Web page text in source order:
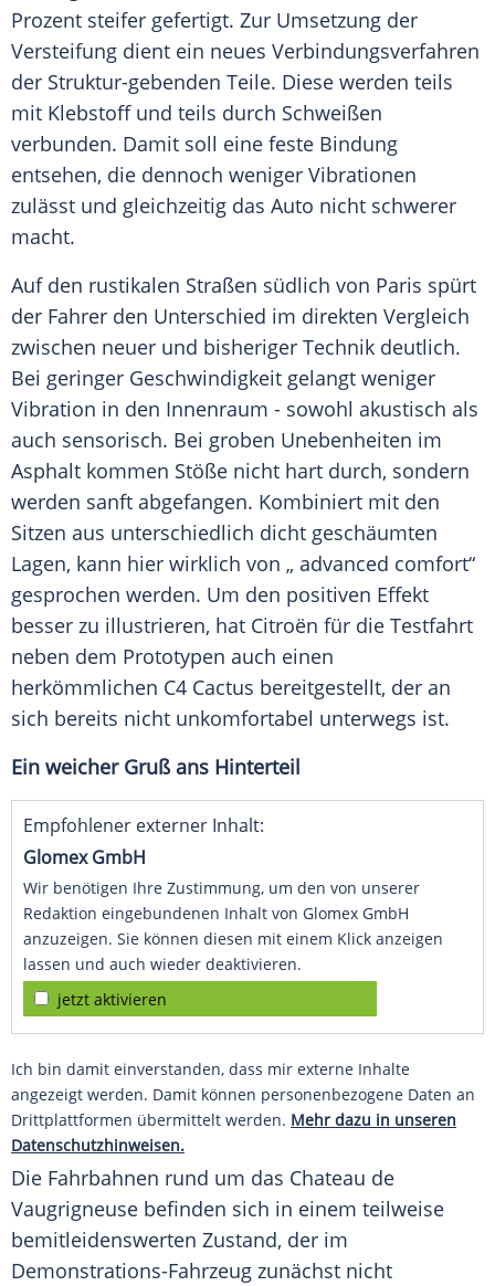
Prozent steifer gefertigt. Zur Umsetzung der
Versteifung dient ein neues Verbindungsverfahren
der Struktur-gebenden Teile. Diese werden teils
mit Klebstoff und teils durch Schweißen
verbunden. Damit soll eine feste Bindung
entsehen, die dennoch weniger Vibrationen
zulässt und gleichzeitig das Auto nicht schwerer
macht.
Auf den rustikalen Straßen südlich von Paris spürt
der Fahrer den Unterschied im direkten Vergleich
zwischen neuer und bisheriger Technik deutlich.
Bei geringer Geschwindigkeit gelangt weniger
Vibration in den Innenraum - sowohl akustisch als
auch sensorisch. Bei groben Unebenheiten im
Asphalt kommen Stöße nicht hart durch, sondern
werden sanft abgefangen. Kombiniert mit den
Sitzen aus unterschiedlich dicht geschäumten
Lagen, kann hier wirklich von „ advanced comfort“
gesprochen werden. Um den positiven Effekt
besser zu illustrieren, hat Citroën für die Testfahrt
neben dem Prototypen auch einen
herkömmlichen C4 Cactus bereitgestellt, der an
sich bereits nicht unkomfortabel unterwegs ist.
Ein weicher Gruß ans Hinterteil
Empfohlener externer Inhalt:
Glomex GmbH
Wir benötigen Ihre Zustimmung, um den von unserer
Redaktion eingebundenen Inhalt von Glomex GmbH
anzuzeigen. Sie können diesen mit einem Klick anzeigen
lassen und auch wieder deaktivieren.
jetzt aktivieren
Ich bin damit einverstanden, dass mir externe Inhalte
angezeigt werden. Damit können personenbezogene Daten an
Drittplattformen übermittelt werden. Mehr dazu in unseren
Datenschutzhinweisen.
Die Fahrbahnen rund um das Chateau de
Vaugrigneuse befinden sich in einem teilweise
bemitleidenswerten Zustand, der im
Demonstrations-Fahrzeug zunächst nicht